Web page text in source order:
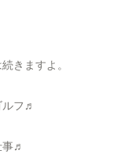
きますよ。
ルフ♬
事♬